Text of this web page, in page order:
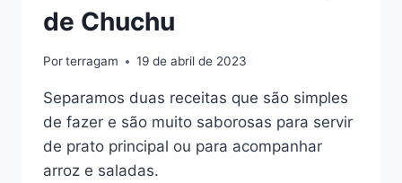
de Chuchu
Porterragam 19 de abril de 2023
Separamos duas receitas que são simples
de fazer e são muito saborosas para servir
de prato principal ou para acompanhar
arroz e saladas.